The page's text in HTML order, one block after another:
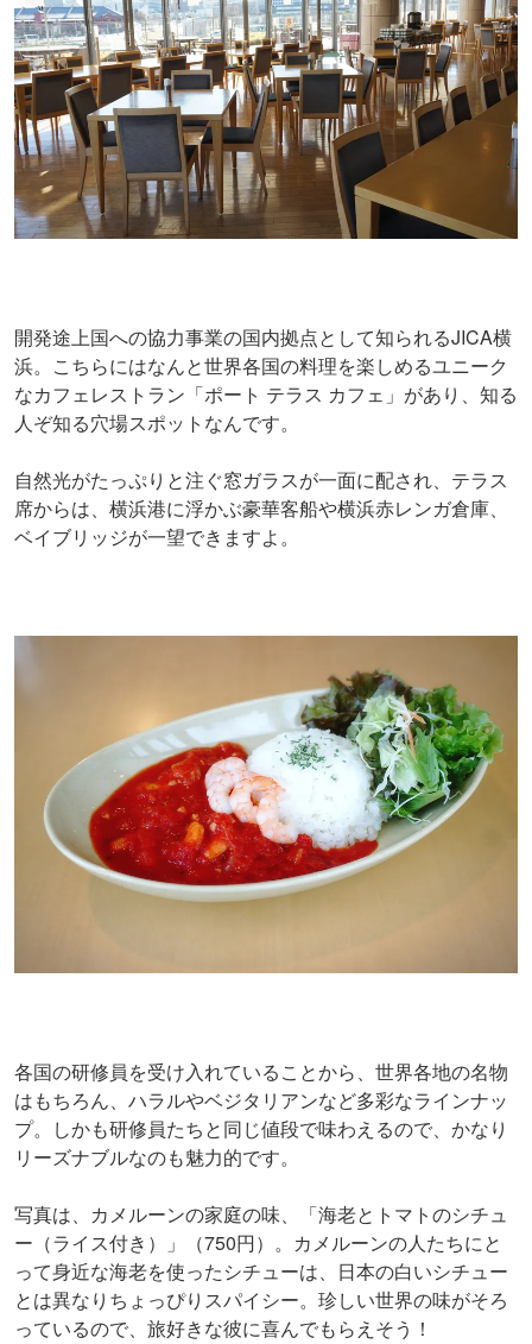
開発途上国への協力事業の国内拠点として知られるJICA横
浜。こちらにはなんと世界各国の料理を楽しめるユニーク
なカフェレストラン「ポート テラス カフェ」があり、知る
人ぞ知る穴場スポットなんです。
自然光がたっぷりと注ぐ窓ガラスが一面に配され、テラス
席からは、横浜港に浮かぶ豪華客船や横浜赤レンガ倉庫、
ベイブリッジが一望できますよ。
各国の研修員を受け入れていることから、世界各地の名物
はもちろん、ハラルやベジタリアンなど多彩なラインナッ
プ。しかも研修員たちと同じ値段で味わえるので、かなり
リーズナブルなのも魅力的です。
写真は、カメルーンの家庭の味、「海老とトマトのシチュ
ー（ライス付き）」（750円）。カメルーンの人たちにと
って身近な海老を使ったシチューは、日本の白いシチュー
とは異なりちょっぴりスパイシー。珍しい世界の味がそろ
っているので、旅好きな彼に喜んでもらえそう！